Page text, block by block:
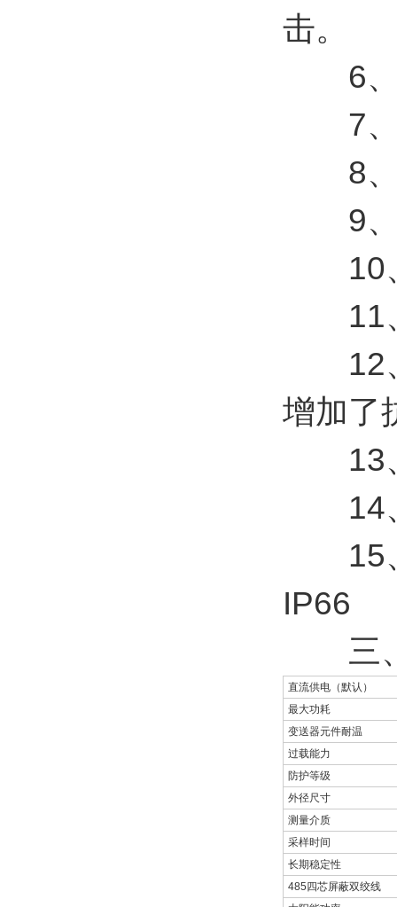
击。
6、
7、
8、
9、
10、
11、
12、
增加了
13、
14、
15、
IP66
三、
直流供电（默认）
最大功耗
变送器元件耐温
过载能力
防护等级
外径尺寸
测量介质
采样时间
长期稳定性
485四芯屏蔽双绞线